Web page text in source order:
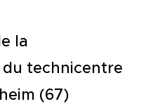
la
technicentre
(67)